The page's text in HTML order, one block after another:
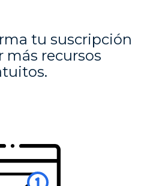
tu suscripción
más recursos